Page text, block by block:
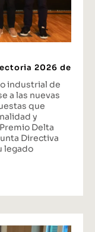
2026 de
industrial de
a las nuevas
que
y
Delta
Directiva
legado